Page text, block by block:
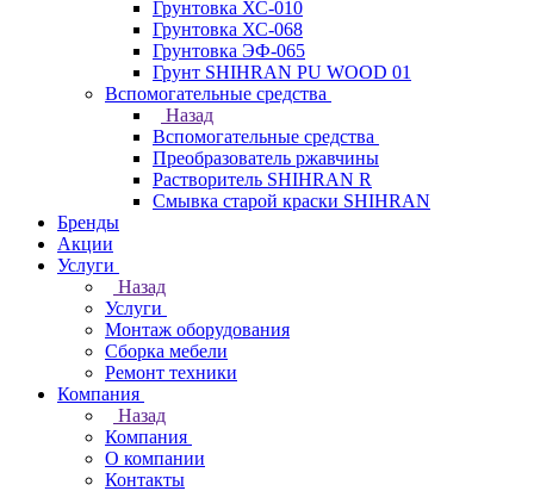
Грунтовка ХС-010
Грунтовка ХС-068
Грунтовка ЭФ-065
Грунт SHIHRAN PU WOOD 01
Вспомогательные средства
Назад
Вспомогательные средства
Преобразователь ржавчины
Растворитель SHIHRAN R
Смывка старой краски SHIHRAN
Бренды
Акции
Услуги
Назад
Услуги
Монтаж оборудования
Сборка мебели
Ремонт техники
Компания
Назад
Компания
О компании
Контакты